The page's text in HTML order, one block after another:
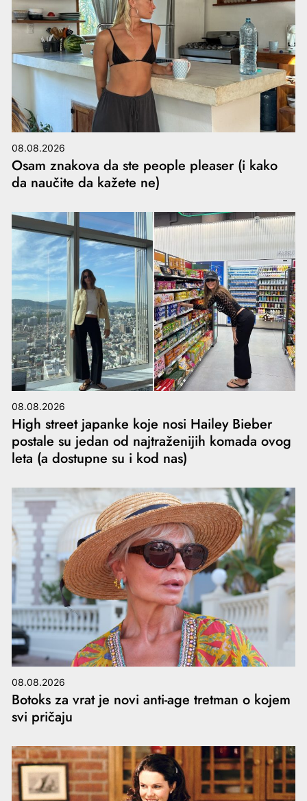
08.08.2026
Osam znakova da ste people pleaser (i kako
da naučite da kažete ne)
08.08.2026
High street japanke koje nosi Hailey Bieber
postale su jedan od najtraženijih komada ovog
leta (a dostupne su i kod nas)
08.08.2026
Botoks za vrat je novi anti-age tretman o kojem
svi pričaju